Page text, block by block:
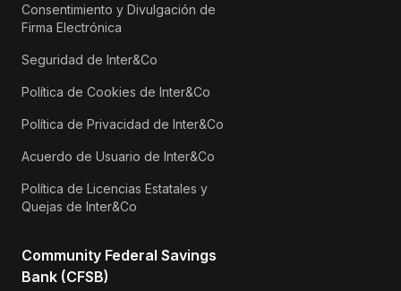
Consentimiento y Divulgación de
Firma Electrónica
Seguridad de Inter&Co
Política de Cookies de Inter&Co
Política de Privacidad de Inter&Co
Acuerdo de Usuario de Inter&Co
Política de Licencias Estatales y
Quejas de Inter&Co
Community Federal Savings
Bank (CFSB)